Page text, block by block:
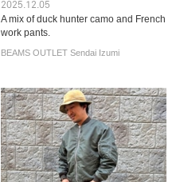
2025.12.05
A mix of duck hunter camo and French
work pants.
BEAMS OUTLET Sendai Izumi